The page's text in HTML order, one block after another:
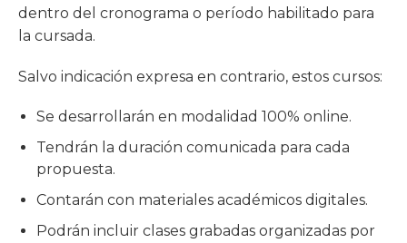
dentro del cronograma o período habilitado para
la cursada.
Salvo indicación expresa en contrario, estos cursos:
Se desarrollarán en modalidad 100% online.
Tendrán la duración comunicada para cada
propuesta.
Contarán con materiales académicos digitales.
Podrán incluir clases grabadas organizadas por